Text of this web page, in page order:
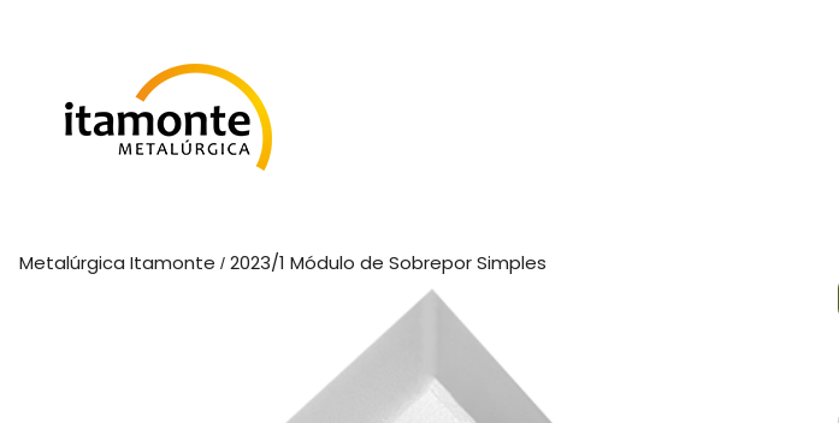
Metalúrgica Itamonte / 2023/1 Módulo de Sobrepor Simples